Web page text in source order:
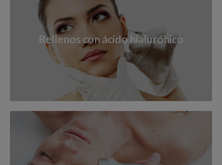
Rellenos con ácido hialurónico